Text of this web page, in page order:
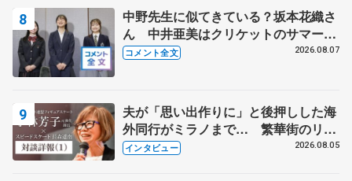
中野先生に似てきている？坂本花織さ
ん 中井亜美はクリケットのサマーキ
ャンプに 島田麻央はたくさん試合に
コメント全文 2026.08.07
夫が「思い出作りに」と後押しした海
外同行がミラノまで… 繁華街のリン
クでは不良のお兄さんも味方に 小林
インタビュー 2026.08.05